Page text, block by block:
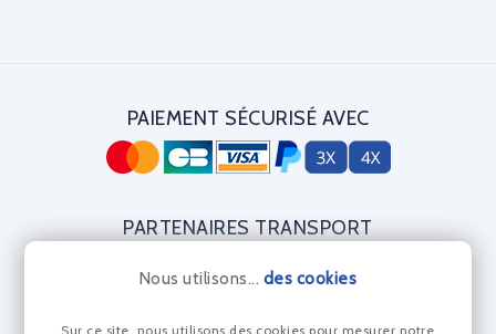
Nous utilisons... des cookies
Sur ce site, nous utilisons des cookies pour mesurer notre
PAIEMENT SÉCURISÉ AVEC
PARTENAIRES TRANSPORT